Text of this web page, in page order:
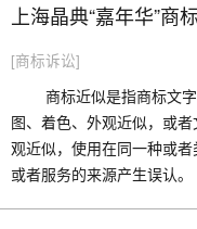
上海晶典“嘉年华”商
[商标诉讼]
商标近似是指商标文
图、着色、外观近似，或
观近似，使用在同一种或
或者服务的来源产生误认。